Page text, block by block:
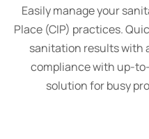
Easily manage your
Place (CIP) practices.
sanitation results with
compliance with up-
solution for busy